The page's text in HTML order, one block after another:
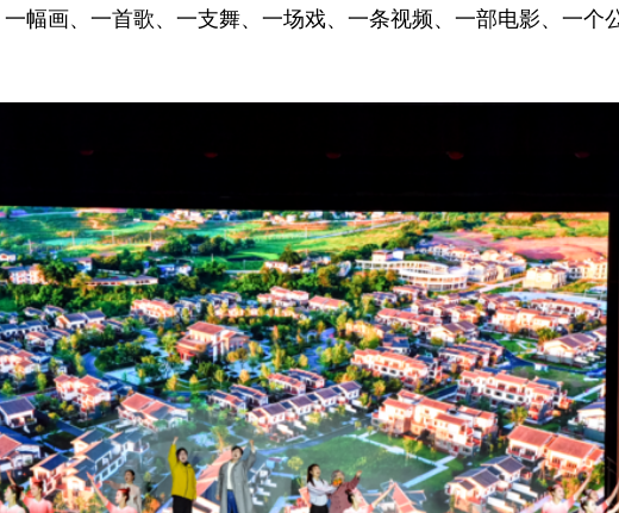
幅画、一首歌、一支舞、一场戏、一条视频、一部电影、一个